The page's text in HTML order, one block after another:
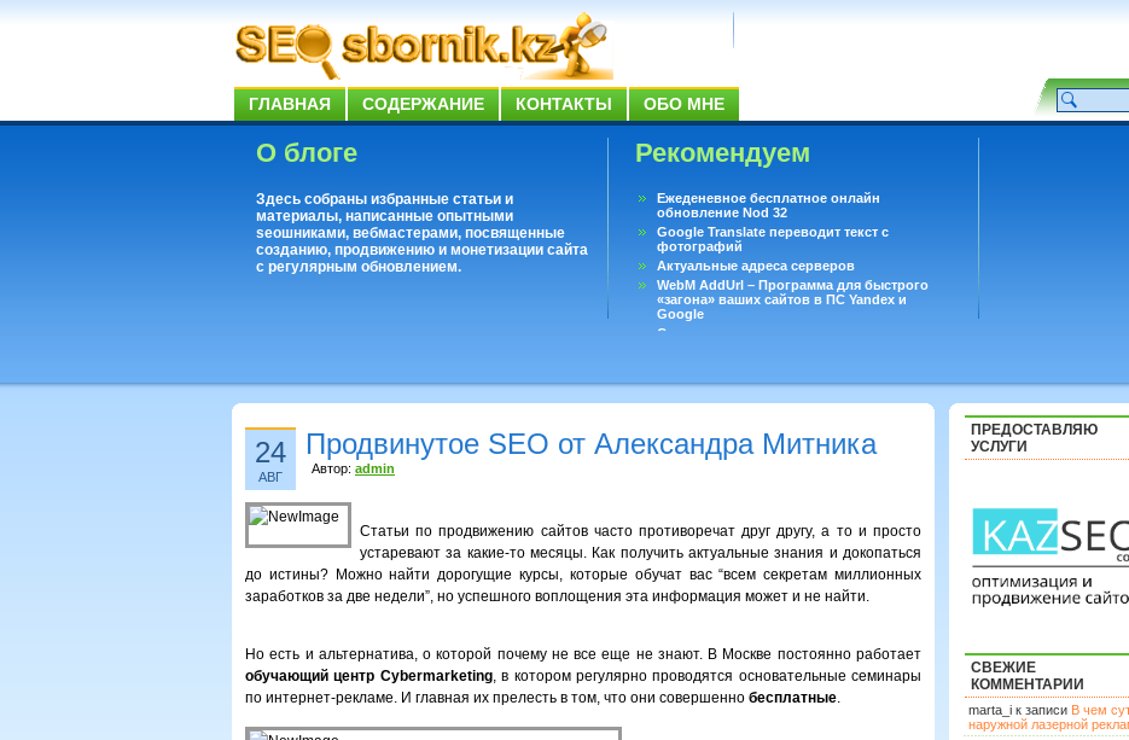
ГЛАВНАЯ СОДЕРЖАНИЕ КОНТАКТЫ ОБО МНЕ
О блоге
Здесь собраны избранные статьи и
материалы, написанные опытными
seoшниками, вебмастерами, посвященные
созданию, продвижению и монетизации сайта
с регулярным обновлением.
Рекомендуем
Ежеденевное бесплатное онлайн
обновление Nod 32
Google Translate переводит текст с
фотографий
Актуальные адреса серверов
WebM AddUrl – Программа для быстрого
«загона» ваших сайтов в ПС Yandex и
Google
Существует вопросы, на которые не может
24
АВГ
Продвинутое SEO от Александра Митника
Автор: admin
Статьи по продвижению сайтов часто противоречат друг другу, а то и просто
устаревают за какие-то месяцы. Как получить актуальные знания и докопаться
до истины? Можно найти дорогущие курсы, которые обучат вас “всем секретам миллионных
заработков за две недели”, но успешного воплощения эта информация может и не найти.
Но есть и альтернатива, о которой почему не все еще не знают. В Москве постоянно работает
обучающий центр Cybermarketing, в котором регулярно проводятся основательные семинары
по интернет-рекламе. И главная их прелесть в том, что они совершенно бесплатные.
ПРЕДОСТАВЛЯЮ
УСЛУГИ
СВЕЖИЕ
КОММЕНТАРИИ
marta_i к записи В чем
наружной лазерной